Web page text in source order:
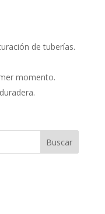
de tuberías.
momento.